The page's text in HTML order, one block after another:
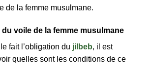
de la femme musulmane.
voile de la femme musulmane
fait l’obligation du jilbeb, il est
quelles sont les conditions de ce